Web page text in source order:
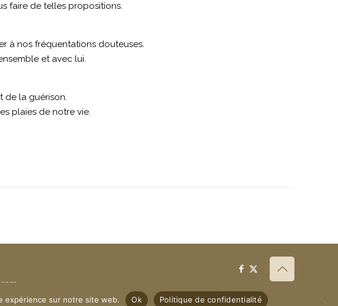
faire de telles propositions.
à nos fréquentations douteuses.
et avec lui.
de la guérison.
plaies de notre vie.
expérience sur notre site web. Ok Politique de confidentialité